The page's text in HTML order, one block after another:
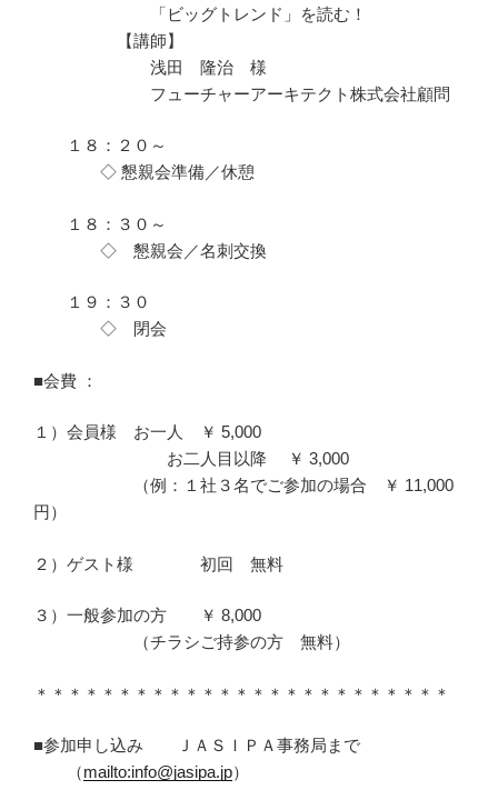
「ビッグトレンド」を読む！
【講師】
浅田 隆治 様
フューチャーアーキテクト株式会社顧問
１８：２０～
◇ 懇親会準備／休憩
１８：３０～
◇ 懇親会／名刺交換
１９：３０
◇ 閉会
■会費 ：
１）会員様 お一人 ￥ 5,000
お二人目以降 ￥ 3,000
（例：１社３名でご参加の場合 ￥ 11,000
円）
２）ゲスト様 初回 無料
３）一般参加の方 ￥ 8,000
（チラシご持参の方 無料）
＊＊＊＊＊＊＊＊＊＊＊＊＊＊＊＊＊＊＊＊＊＊＊＊＊
■参加申し込み ＪＡＳＩＰＡ事務局まで
（mailto:info@jasipa.jp）